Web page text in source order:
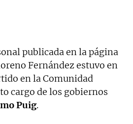
publicada en la página
Fernández estuvo en
en la Comunidad
cargo de los gobiernos
Puig.